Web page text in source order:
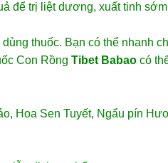
để trị liệt dương, xuất tinh
thuốc. Bạn có thể nhanh
Con Rồng Tibet Babao có
Hoa Sen Tuyết, Ngẩu pín